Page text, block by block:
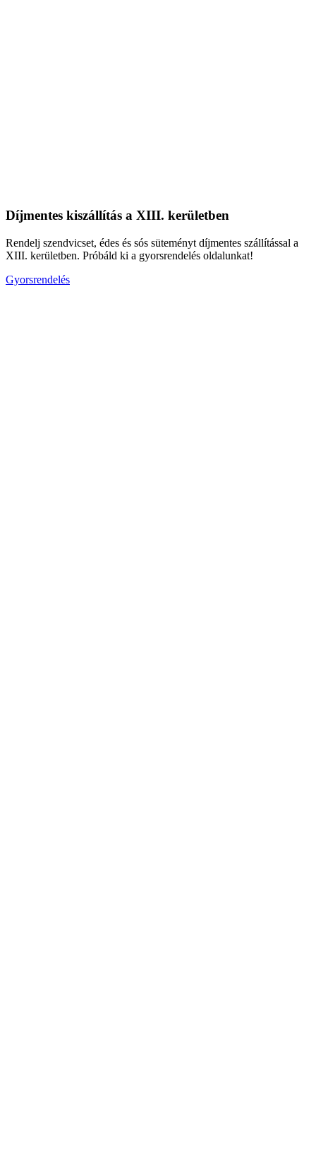
Díjmentes kiszállítás a XIII. kerületben
Rendelj szendvicset, édes és sós süteményt díjmentes szállítással a
XIII. kerületben. Próbáld ki a gyorsrendelés oldalunkat!
Gyorsrendelés